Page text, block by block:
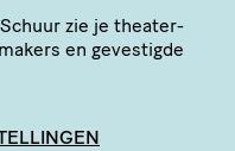
zie je thea­ter­
en gevestigde